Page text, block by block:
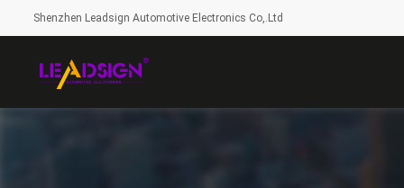
Shenzhen Leadsign Automotive Electronics Co,.Ltd